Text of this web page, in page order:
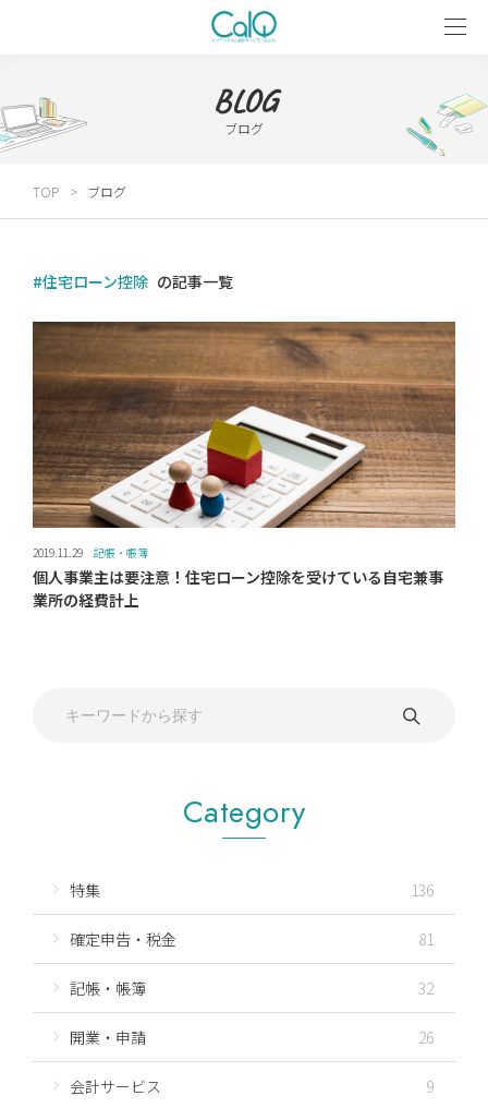
BLOG
ブログ
TOP ブログ
#住宅ローン控除 の記事一覧
2019.11.29 記帳・帳簿
個人事業主は要注意！住宅ローン控除を受けている自宅兼事
業所の経費計上
Category
特集 136
確定申告・税金 81
記帳・帳簿 32
開業・申請 26
会計サービス 9